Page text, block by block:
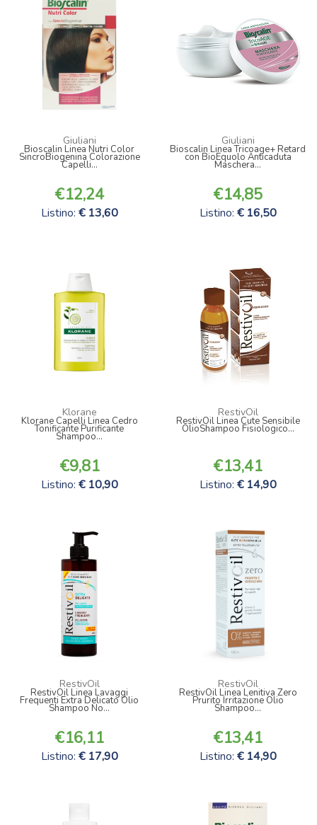
Giuliani
Bioscalin Linea Nutri Color
SincroBiogenina Colorazione
Capelli...
12,24
Listino: 13,60
Giuliani
Bioscalin Linea Tricoage+ Retard
con BioEquolo Anticaduta
Maschera...
14,85
Listino: 16,50
Klorane
Klorane Capelli Linea Cedro
Tonificante Purificante
Shampoo...
9,81
Listino: 10,90
RestivOil
RestivOil Linea Cute Sensibile
OlioShampoo Fisiologico...
13,41
Listino: 14,90
RestivOil
RestivOil Linea Lavaggi
Frequenti Extra Delicato Olio
Shampoo No...
16,11
Listino: 17,90
RestivOil
RestivOil Linea Lenitiva Zero
Prurito Irritazione Olio
Shampoo...
13,41
Listino: 14,90